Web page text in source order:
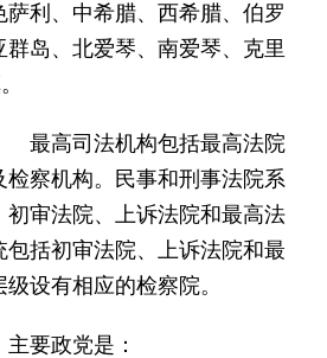
利、中希腊、西希腊、伯罗
岛、北爱琴、南爱琴、克里
最高司法机构包括最高法院
检察机构。民事和刑事法院系
初审法院、上诉法院和最高法
包括初审法院、上诉法院和最
设有相应的检察院。
要政党是：